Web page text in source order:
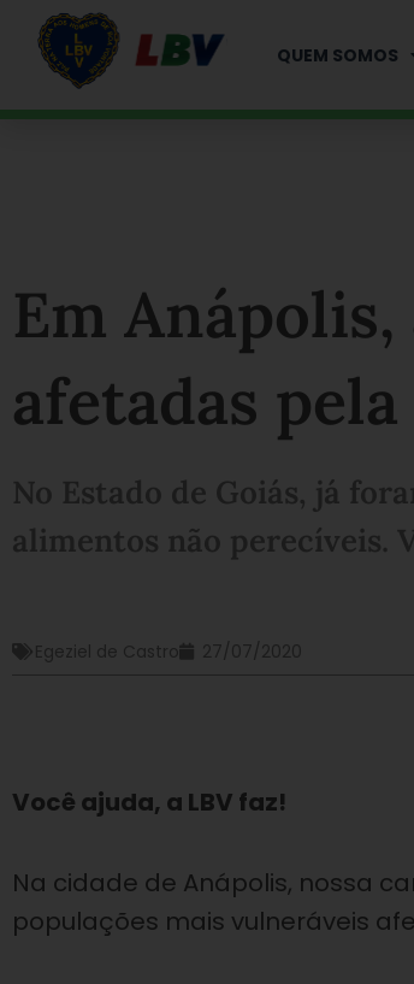
QUEM SOMOS
Em
afetadas
No Estado de Goiás, já
alimentos não perecíveis.
Egeziel de Castro 27/07/2020
Você ajuda, a LBV faz!
Na cidade de Anápolis, nossa
populações mais vulneráveis